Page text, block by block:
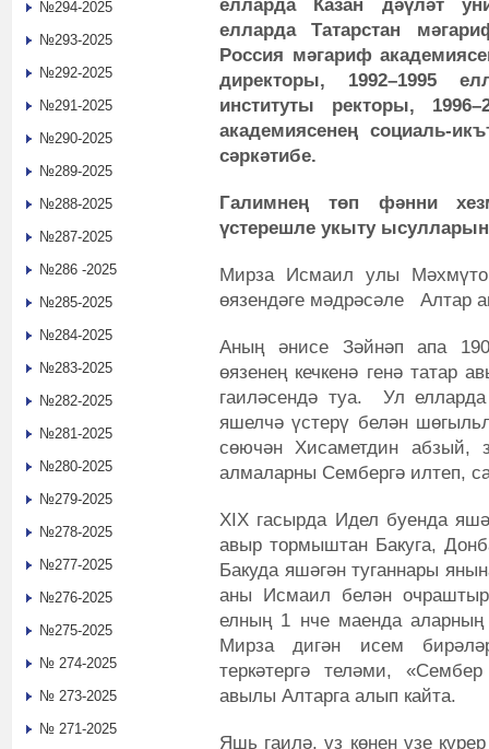
елларда Казан дәүләт
елларда Татарстан
Россия мәгариф
директоры, 1992–1995
институты ректоры,
академиясенең социаль-
сәркәтибе.
Галимнең төп фәнни
үстерешле укыту
Мирза Исмаил улы
өязендәге мәдрәсәле Алтар
Аның әнисе Зәйнәп апа
өязенең кечкенә генә татар
гаиләсендә туа. Ул
яшелчә үстерү белән
сөючән Хисаметдин абзый,
алмаларны Сембергә илтеп,
XIX гасырда Идел буенда
авыр тормыштан Бакуга,
Бакуда яшәгән туганнары
аны Исмаил белән
елның 1 нче маенда
Мирза дигән исем
теркәтергә теләми,
авылы Алтарга алып кайта.
Яшь гаилә, үз көнен үзе
№294-2025
№293-2025
№292-2025
№291-2025
№290-2025
№289-2025
№288-2025
№287-2025
№286 -2025
№285-2025
№284-2025
№283-2025
№282-2025
№281-2025
№280-2025
№279-2025
№278-2025
№277-2025
№276-2025
№275-2025
№ 274-2025
№ 273-2025
№ 271-2025